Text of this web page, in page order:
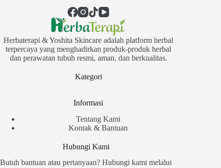
Herbaterapi & Yoshita Skincare adalah platform herbal
terpercaya yang menghadirkan produk-produk herbal
dan perawatan tubuh resmi, aman, dan berkualitas.
Kategori
Informasi
Tentang Kami
Kontak & Bantuan
Hubungi Kami
Butuh bantuan atau pertanyaan? Hubungi kami melalui